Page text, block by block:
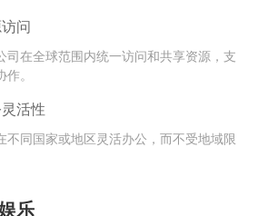
问
司在全球范围内统一访问和共享资源，支
。
活性
不同国家或地区灵活办公，而不受地域限
乐